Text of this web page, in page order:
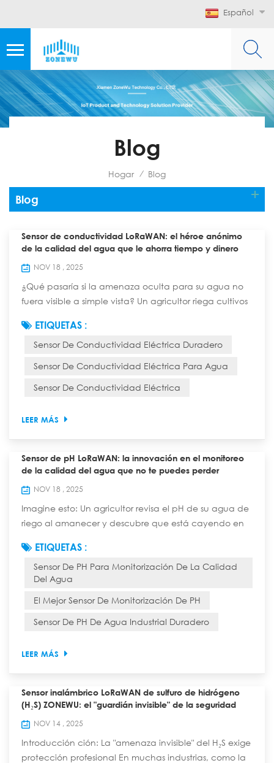
Español
Blog
Hogar / Blog
Blog
Sensor de conductividad LoRaWAN: el héroe anónimo
de la calidad del agua que le ahorra tiempo y dinero
NOV 18 , 2025
¿Qué pasaría si la amenaza oculta para su agua no
fuera visible a simple vista? Un agricultor riega cultivos
verlos marchitarse semanas después, sin saber que el
alto contenido de sal del agua (revelado por la
planta de tratamiento de agua pasa por alto una
fuga en una tubería durante 24 horas, ya que ...
ETIQUETAS :
Sensor De Conductividad Eléctrica Duradero
Sensor De Conductividad Eléctrica Para Agua
Sensor De Conductividad Eléctrica
LEER MÁS
Sensor de pH LoRaWAN: la innovación en el monitoreo
de la calidad del agua que no te puedes perder
NOV 18 , 2025
Imagine esto: Un agricultor revisa el pH de su agua de
riego al amanecer y descubre que está cayendo en
toda una temporada. Un trabajador municipal recibe
una alerta a las 2 a. m. de que el pH del agua
potable de una comunidad está desequilibrado, lo
que permite la filtración de contaminantes. El
alevine...
ETIQUETAS :
Sensor De PH Para Monitorización De La Calidad
Del Agua
El Mejor Sensor De Monitorización De PH
Sensor De PH De Agua Industrial Duradero
LEER MÁS
Sensor inalámbrico LoRaWAN de sulfuro de hidrógeno
(H₂S) ZONEWU: el "guardián invisible" de la seguridad
NOV 14 , 2025
Introducción ción: La "amenaza invisible" del H₂S exige
protección profesional En muchas industrias, como la